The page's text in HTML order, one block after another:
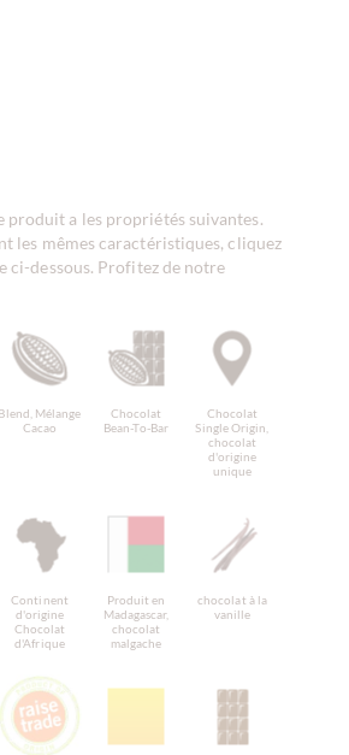
produit a les propriétés suivantes.
les mêmes caractéristiques, cliquez
ci-dessous. Profitez de notre
Blend, Mélange
Cacao
Chocolat
Bean-To-Bar
Chocolat
Single Origin,
chocolat
d'origine
unique
Continent
d'origine
Chocolat
d'Afrique
Produit en
Madagascar,
chocolat
malgache
chocolat à la
vanille